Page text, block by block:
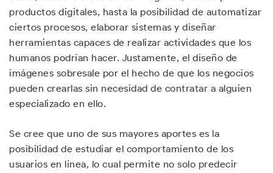
productos digitales, hasta la posibilidad de automatizar
ciertos procesos, elaborar sistemas y diseñar
herramientas capaces de realizar actividades que los
humanos podrían hacer. Justamente, el diseño de
imágenes sobresale por el hecho de que los negocios
pueden crearlas sin necesidad de contratar a alguien
especializado en ello.
Se cree que uno de sus mayores aportes es la
posibilidad de estudiar el comportamiento de los
usuarios en línea, lo cual permite no solo predecir